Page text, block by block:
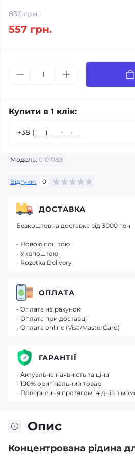
Модель: 0101089
Відгуки: 0
836 грн.
557 грн.
Купити в 1 клік:
Опис
Концентрована рідина
ДОСТАВКА
Безкоштовна доставка від 3000 грн
- Новою поштою
- Укрпоштою
- Rozetka Delivery
ОПЛАТА
- Оплата на рахунок
- Оплата при доставці
- Оплата online (Visa/MasterCard)
ГАРАНТІЇ
- Актуальна наявність та ціна
- 100% оригінальний товар
- Повернення протягом 14 днів з